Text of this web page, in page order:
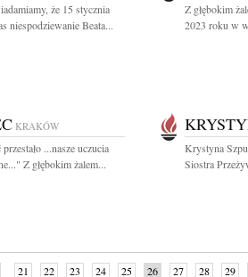
że 15 stycznia
niespodziewanie Beata...
Z głębokim
2023 roku w
KRAKÓW
...nasze uczucia
Z głębokim żalem...
Krystyna
Siostra
21 22 23 24 25 26 27 28 29